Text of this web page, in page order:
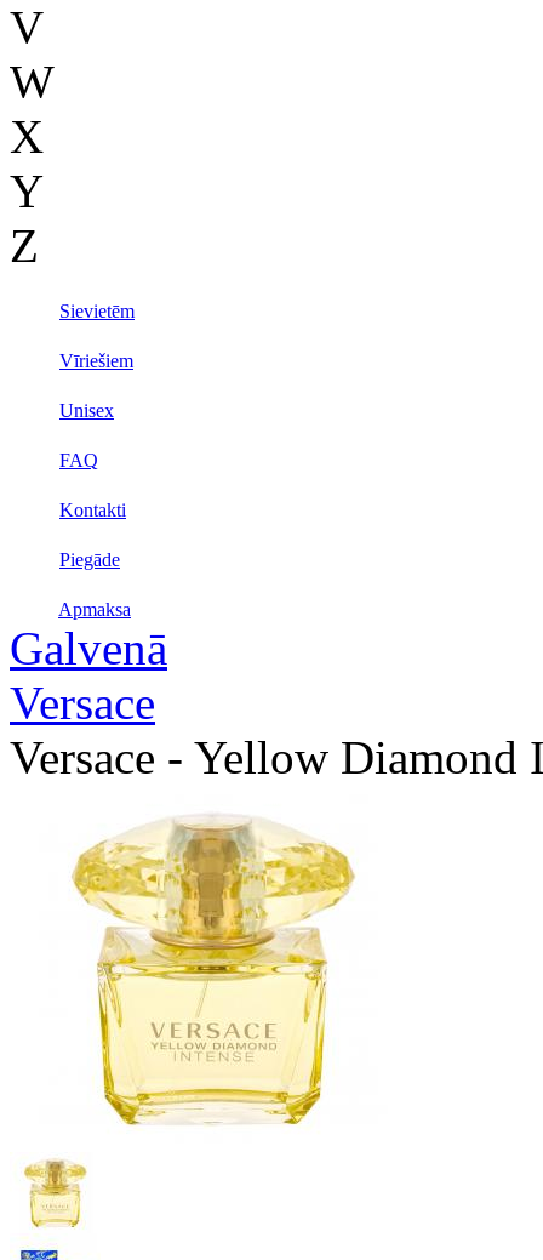
V
W
X
Y
Z
Sievietēm
Vīriešiem
Unisex
FAQ
Kontakti
Piegāde
Apmaksa
Galvenā
Versace
Versace - Yellow Diamond